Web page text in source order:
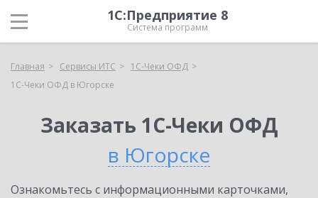
1С:Предприятие 8
Система программ
Главная Сервисы ИТС
1С-Чеки ОФД
1С-Чеки ОФД в Югорске
Заказать 1С-Чеки ОФД
в Югорске
Ознакомьтесь с информационными карточками,